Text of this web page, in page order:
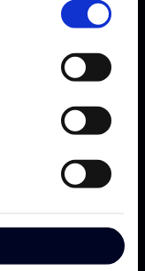
Nyligt tilføjet
Hacks